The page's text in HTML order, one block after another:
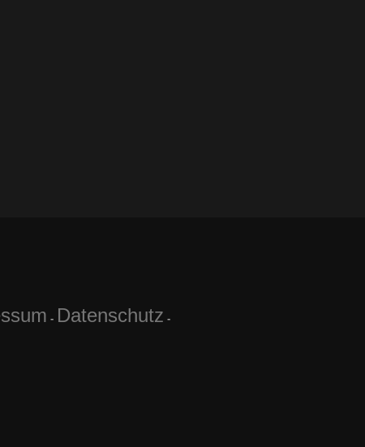
- Datenschutz -